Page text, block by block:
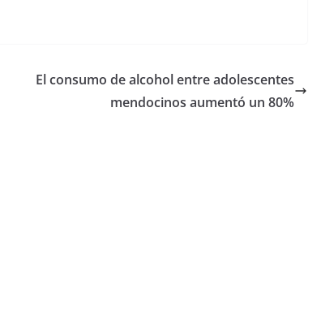
El consumo de alcohol entre adolescentes
mendocinos aumentó un 80%